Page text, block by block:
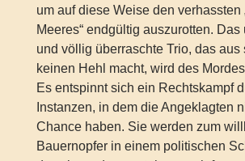
um auf diese Weise den verhassten
Meeres“ endgültig auszurotten.
und völlig überraschte Trio, das aus
keinen Hehl macht, wird des
Es entspinnt sich ein Rechtskampf
Instanzen, in dem die Angeklagten
Chance haben. Sie werden zum
Bauernopfer in einem politischen